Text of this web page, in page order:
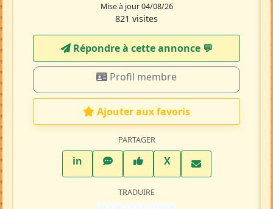
Mise à jour 04/08/26
821 visites
Répondre à cette annonce 💬​
Profil membre
Ajouter aux favoris
PARTAGER
inLinkedInWhatsAppFacebook
XTwitter X
TRADUIRE